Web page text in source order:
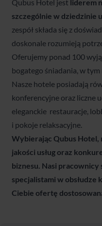
Qubus Hotel jest liderem
szczególnie w dziedzinie
zespół składa się z
doskonale rozumieją
Oferujemy ponad 100
bogatego śniadania, w tym
Nasze hotele posiadają
konferencyjne oraz liczne
eleganckie restauracje,
i pokoje relaksacyjne.
Wybierając Qubus Hotel,
jakości usług oraz
biznesu. Nasi pracownicy
specjalistami w
Ciebie ofertę